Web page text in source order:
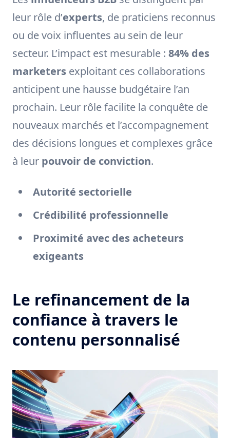
leur rôle d’experts, de praticiens reconnus
ou de voix influentes au sein de leur
secteur. L’impact est mesurable : 84% des
marketers exploitant ces collaborations
anticipent une hausse budgétaire l’an
prochain. Leur rôle facilite la conquête de
nouveaux marchés et l’accompagnement
des décisions longues et complexes grâce
à leur pouvoir de conviction.
Autorité sectorielle
Crédibilité professionnelle
Proximité avec des acheteurs
exigeants
Le refinancement de la
confiance à travers le
contenu personnalisé